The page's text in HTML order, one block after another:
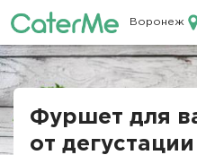
Воронеж
Строка
Фуршет для
от